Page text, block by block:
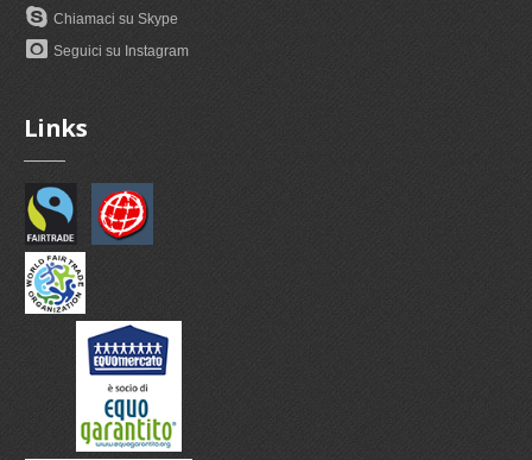
Chiamaci su Skype
Seguici su Instagram
Links